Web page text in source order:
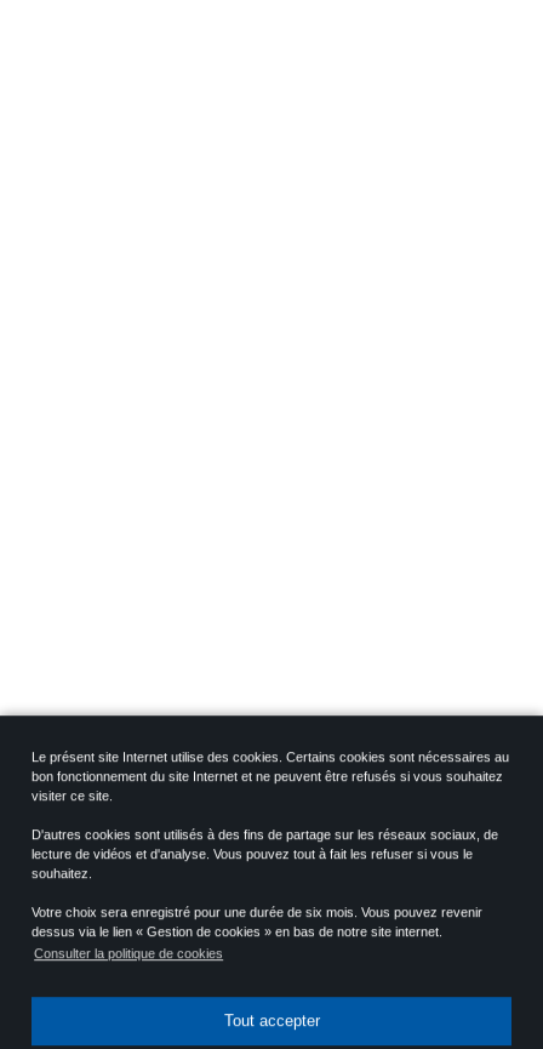
Le présent site Internet utilise des cookies. Certains cookies sont nécessaires au
bon fonctionnement du site Internet et ne peuvent être refusés si vous souhaitez
visiter ce site.
D'autres cookies sont utilisés à des fins de partage sur les réseaux sociaux, de
lecture de vidéos et d'analyse. Vous pouvez tout à fait les refuser si vous le
souhaitez.
Votre choix sera enregistré pour une durée de six mois. Vous pouvez revenir
dessus via le lien « Gestion de cookies » en bas de notre site internet.
Consulter la politique de cookies
Tout accepter
PARTAGER
Les frères Niermans
L’installation de l’entreprise De Dion-Bouton à
Puteaux